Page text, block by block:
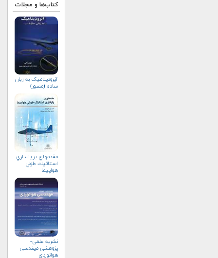
کتاب‌ها و مجلات
آیرودینامیک به زبان
ساده (مصور)
مقدمه‏اي بر پايداري
استاتيك طولي
هواپيما
نشریه علمی-
پژوهشی مهندسی
هوانوردی